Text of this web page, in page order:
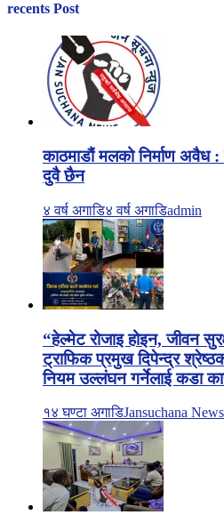
recents Post
काठमाडौं मलको निर्माण
दुवै छैन
४ वर्ष अगाडि४ वर्ष अगाडिadmin
“हेल्मेट रोजाइ होइन, जीवन
ट्राफिक प्रमुख दिपेन्द्र
नियम उल्लंघन गर्नेलाई कडा
१४ घण्टा अगाडिJansuchana News